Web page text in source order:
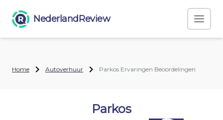
NederlandReview
Home Autoverhuur Parkos Ervaringen Beoordelingen
Parkos